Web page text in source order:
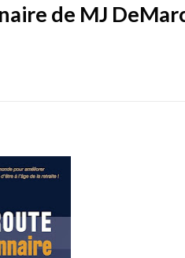
de MJ